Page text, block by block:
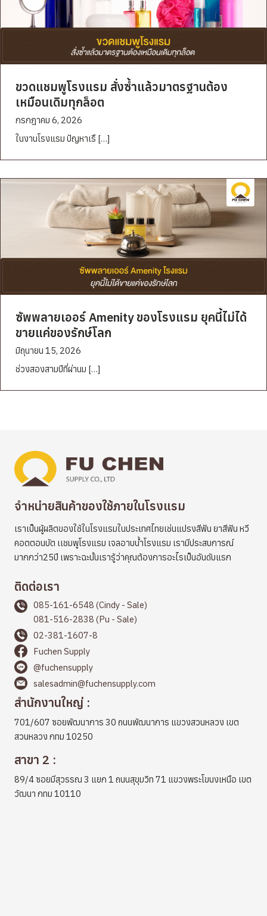
ขวดแชมพูโรงแรม สั่งซ้ำแล้วมาตรฐานต้อง
เหมือนเดิมทุกล็อต
กรกฎาคม 6, 2026
ในงานโรงแรม ปัญหาเรื […]
ซัพพลายเออร์ Amenity ของโรงแรม ยุคนี้ไม่ได้
ขายแค่ของรักษ์โลก
มิถุนายน 15, 2026
ช่วงสองสามปีที่ผ่านม […]
จำหน่ายสินค้าของใช้ภายในโรงแรม
เราเป็นผู้ผลิตของใช้ในโรงแรมในประเทศไทยเช่นแปรงสีฟัน ยาสีฟัน หวี
คอตตอนบัต เเชมพูโรงแรม เจลอาบน้ำโรงแรม เรามีประสบการณ์
มากกว่า25ปี เพราะฉะนั้นเรารู้ว่าคุณต้องการอะไรเป็นอันดับแรก
ติดต่อเรา
085-161-6548 (Cindy - Sale)
081-516-2838 (Pu - Sale)
02-381-1607-8
Fuchen Supply
@fuchensupply
salesadmin@fuchensupply.com
สำนักงานใหญ่ :
701/607 ซอยพัฒนาการ 30 ถนนพัฒนาการ แขวงสวนหลวง เขต
สวนหลวง กทม 10250
สาขา 2 :
89/4 ซอยมีสุวรรณ 3 แยก 1 ถนนสุขุมวิท 71 แขวงพระโขนงเหนือ เขต
วัฒนา กทม 10110